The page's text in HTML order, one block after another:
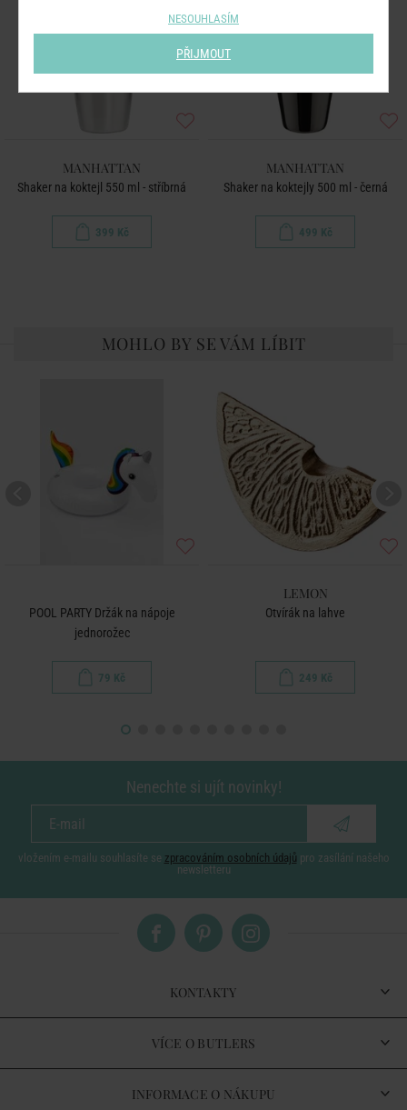
MANHATTAN
Shaker na koktejl 550 ml - stříbrná
399 Kč
MANHATTAN
Shaker na koktejly 500 ml - černá
499 Kč
MOHLO BY SE VÁM LÍBIT
POOL PARTY Držák na nápoje
jednorožec
79 Kč
LEMON
Otvírák na lahve
249 Kč
Nenechte si ujít novinky!
vložením e-mailu souhlasíte se zpracováním osobních údajů pro zasílání našeho
newsletteru
KONTAKTY
VÍCE O BUTLERS
INFORMACE O NÁKUPU
NESOUHLASÍM
PŘIJMOUT